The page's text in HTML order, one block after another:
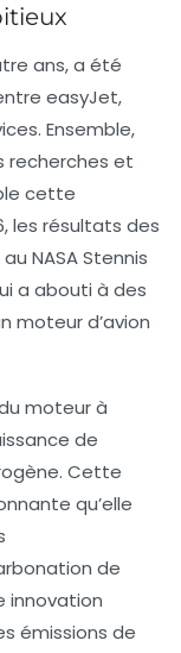
ans, a été
easyJet,
Ensemble,
recherches et
cette
les résultats des
NASA Stennis
a abouti à des
moteur d’avion
moteur à
de
Cette
qu’elle
de
innovation
émissions de